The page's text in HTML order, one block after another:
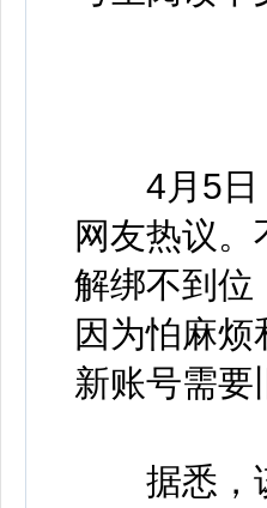
4月5日，
网友热议
解绑不到位
因为怕麻
新账号需要
据悉，该